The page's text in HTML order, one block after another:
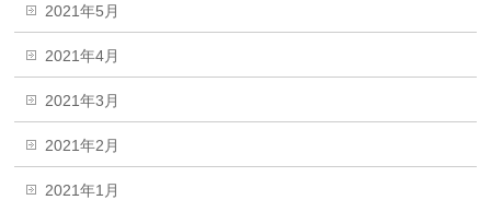
2021年5月
2021年4月
2021年3月
2021年2月
2021年1月